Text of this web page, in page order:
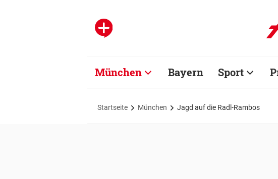
München Bayern Sport
Startseite München Jagd auf die Radl-Rambos